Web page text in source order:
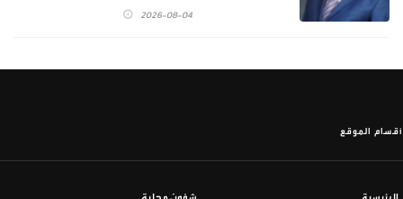
2026-08-04
أقسام الموقع